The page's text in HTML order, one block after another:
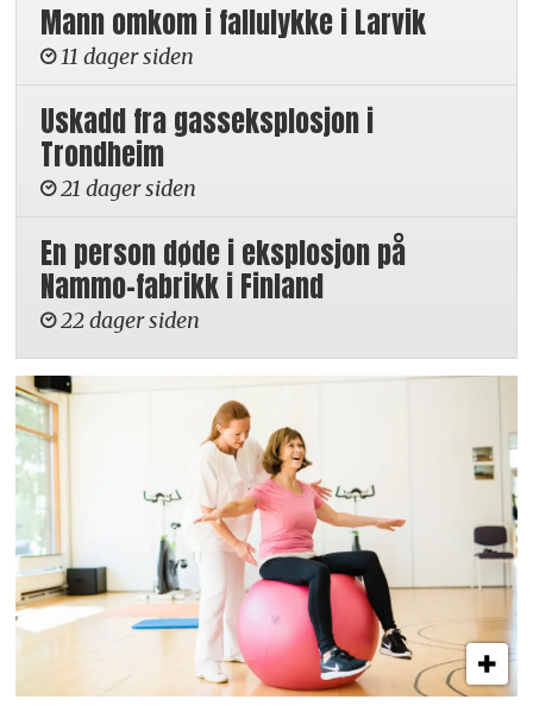
Mann omkom i fallulykke i Larvik
11 dager siden
Uskadd fra gasseksplosjon i
Trondheim
21 dager siden
En person døde i eksplosjon på
Nammo-fabrikk i Finland
22 dager siden